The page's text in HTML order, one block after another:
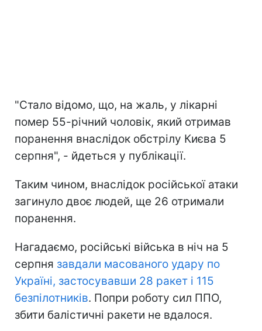
"Стало відомо, що, на жаль, у лікарні
помер 55-річний чоловік, який отримав
поранення внаслідок обстрілу Києва 5
серпня", - йдеться у публікації.
Таким чином, внаслідок російської атаки
загинуло двоє людей, ще 26 отримали
поранення.
Нагадаємо, російські війська в ніч на 5
серпня завдали масованого удару по
Україні, застосувавши 28 ракет і 115
безпілотників. Попри роботу сил ППО,
збити балістичні ракети не вдалося.